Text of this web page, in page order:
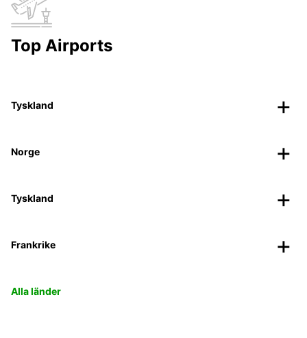
Top Airports
Tyskland
Norge
Tyskland
Frankrike
Alla länder